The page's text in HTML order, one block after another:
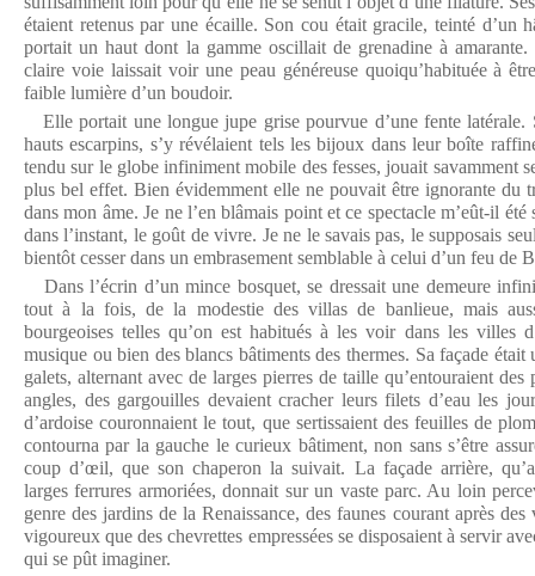
étaient retenus par une écaille. Son cou était gracile, teinté d’un
portait un haut dont la gamme oscillait de grenadine à
claire voie laissait voir une peau généreuse quoiqu’habituée à
faible lumière d’un boudoir.
Elle portait une longue jupe grise pourvue d’une fente latérale.
hauts escarpins, s’y révélaient tels les bijoux dans leur boîte
tendu sur le globe infiniment mobile des fesses, jouait savamment
plus bel effet. Bien évidemment elle ne pouvait être ignorante du
dans mon âme. Je ne l’en blâmais point et ce spectacle m’eût-il été
dans l’instant, le goût de vivre. Je ne le savais pas, le supposais
bientôt cesser dans un embrasement semblable à celui d’un feu de
Dans l’écrin d’un mince bosquet, se dressait une demeure
tout à la fois, de la modestie des villas de banlieue, mais
bourgeoises telles qu’on est habitués à les voir dans les villes
musique ou bien des blancs bâtiments des thermes. Sa façade
galets, alternant avec de larges pierres de taille qu’entouraient
angles, des gargouilles devaient cracher leurs filets d’eau les
d’ardoise couronnaient le tout, que sertissaient des feuilles de
contourna par la gauche le curieux bâtiment, non sans s’être
coup d’œil, que son chaperon la suivait. La façade arrière,
larges ferrures armoriées, donnait sur un vaste parc. Au loin
genre des jardins de la Renaissance, des faunes courant après des
vigoureux que des chevrettes empressées se disposaient à servir
qui se pût imaginer.